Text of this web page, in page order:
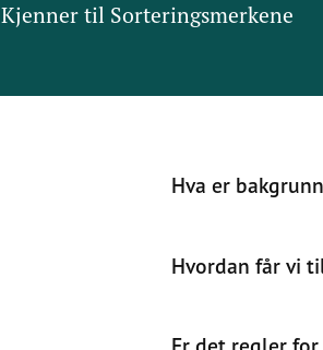
Kjenner til Sorteringsmerkene
Hva er
Hvordan får vi